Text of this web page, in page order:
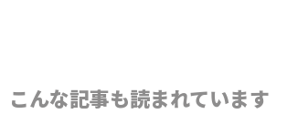
こんな記事も読まれています